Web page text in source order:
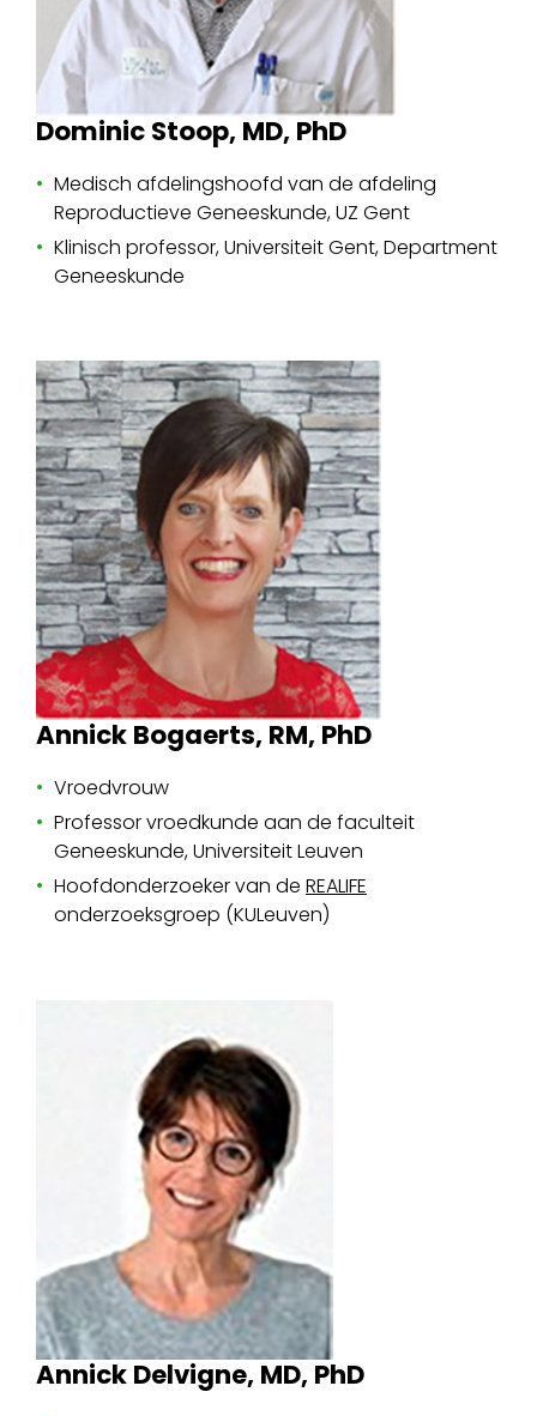
Dominic Stoop, MD, PhD
Medisch afdelingshoofd van de afdeling
Reproductieve Geneeskunde, UZ Gent
Klinisch professor, Universiteit Gent, Department
Geneeskunde
Annick Bogaerts, RM, PhD
Vroedvrouw
Professor vroedkunde aan de faculteit
Geneeskunde, Universiteit Leuven
Hoofdonderzoeker van de REALIFE
onderzoeksgroep (KULeuven)
Annick Delvigne, MD, PhD